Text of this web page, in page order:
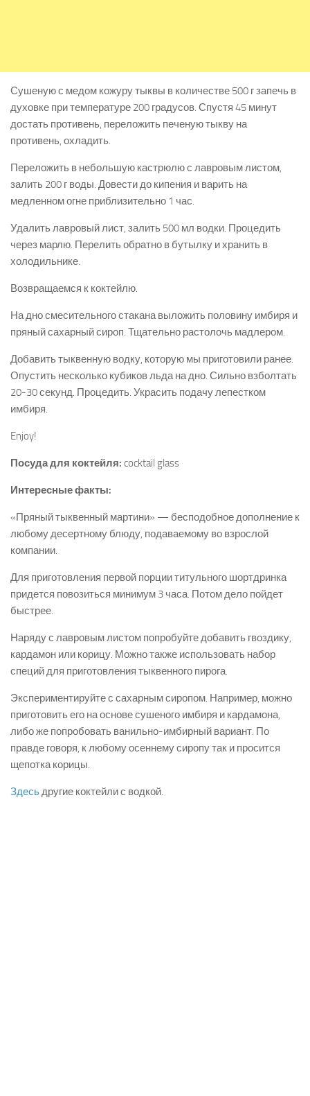
Сушеную с медом кожуру тыквы в количестве 500 г запечь в
духовке при температуре 200 градусов. Спустя 45 минут
достать противень, переложить печеную тыкву на
противень, охладить.
Переложить в небольшую кастрюлю с лавровым листом,
залить 200 г воды. Довести до кипения и варить на
медленном огне приблизительно 1 час.
Удалить лавровый лист, залить 500 мл водки. Процедить
через марлю. Перелить обратно в бутылку и хранить в
холодильнике.
Возвращаемся к коктейлю.
На дно смесительного стакана выложить половину имбиря и
пряный сахарный сироп. Тщательно растолочь мадлером.
Добавить тыквенную водку, которую мы приготовили ранее.
Опустить несколько кубиков льда на дно. Сильно взболтать
20-30 секунд. Процедить. Украсить подачу лепестком
имбиря.
Enjoy!
Посуда для коктейля: cocktail glass
Интересные факты:
«Пряный тыквенный мартини» — бесподобное дополнение к
любому десертному блюду, подаваемому во взрослой
компании.
Для приготовления первой порции титульного шортдринка
придется повозиться минимум 3 часа. Потом дело пойдет
быстрее.
Наряду с лавровым листом попробуйте добавить гвоздику,
кардамон или корицу. Можно также использовать набор
специй для приготовления тыквенного пирога.
Экспериментируйте с сахарным сиропом. Например, можно
приготовить его на основе сушеного имбиря и кардамона,
либо же попробовать ванильно-имбирный вариант. По
правде говоря, к любому осеннему сиропу так и просится
щепотка корицы.
Здесь другие коктейли с водкой.